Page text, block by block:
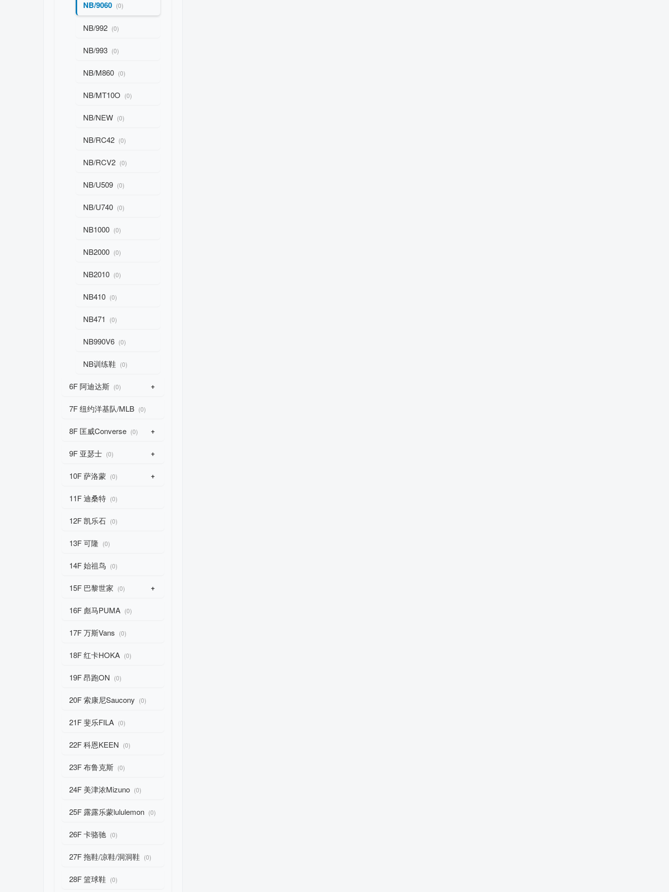
NB/9060 (0)
NB/992 (0)
NB/993 (0)
NB/M860 (0)
NB/MT10O (0)
NB/NEW (0)
NB/RC42 (0)
NB/RCV2 (0)
NB/U509 (0)
NB/U740 (0)
NB1000 (0)
NB2000 (0)
NB2010 (0)
NB410 (0)
NB471 (0)
NB990V6 (0)
NB训练鞋 (0)
6F 阿迪达斯 (0) +
7F 纽约洋基队/MLB (0)
8F 匡威Converse (0) +
9F 亚瑟士 (0) +
10F 萨洛蒙 (0) +
11F 迪桑特 (0)
12F 凯乐石 (0)
13F 可隆 (0)
14F 始祖鸟 (0)
15F 巴黎世家 (0) +
16F 彪马PUMA (0)
17F 万斯Vans (0)
18F 红卡HOKA (0)
19F 昂跑ON (0)
20F 索康尼Saucony (0)
21F 斐乐FILA (0)
22F 科恩KEEN (0)
23F 布鲁克斯 (0)
24F 美津浓Mizuno (0)
25F 露露乐蒙lululemon (0)
26F 卡骆驰 (0)
27F 拖鞋/凉鞋/洞洞鞋 (0)
28F 篮球鞋 (0)